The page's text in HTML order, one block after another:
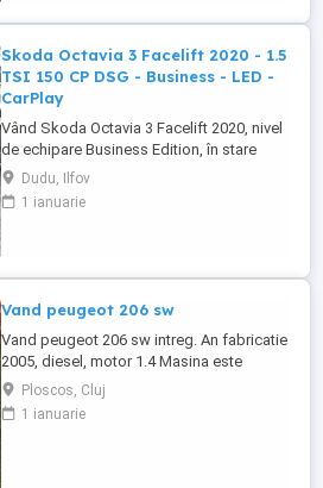
Skoda Octavia 3 Facelift 2020 - 1.5
TSI 150 CP DSG - Business - LED -
CarPlay
Vând Skoda Octavia 3 Facelift 2020, nivel
de echipare Business Edition, în stare
excelentă Este o mașină de familie extrem
de spațioasă, confortabilă și economică,
motorul fiind dotat cu tehnologia ACT
Portbagaj de 610 litri ...
Dudu, Ilfov
1 ianuarie
Vand peugeot 206 sw
Vand peugeot 206 sw intreg. An fabricatie
2005, diesel, motor 1.4 Masina este
radiata. Pentru mai multe detalii va rog
sunati la nr. de telefon afisat:
Ploscos, Cluj
1 ianuarie